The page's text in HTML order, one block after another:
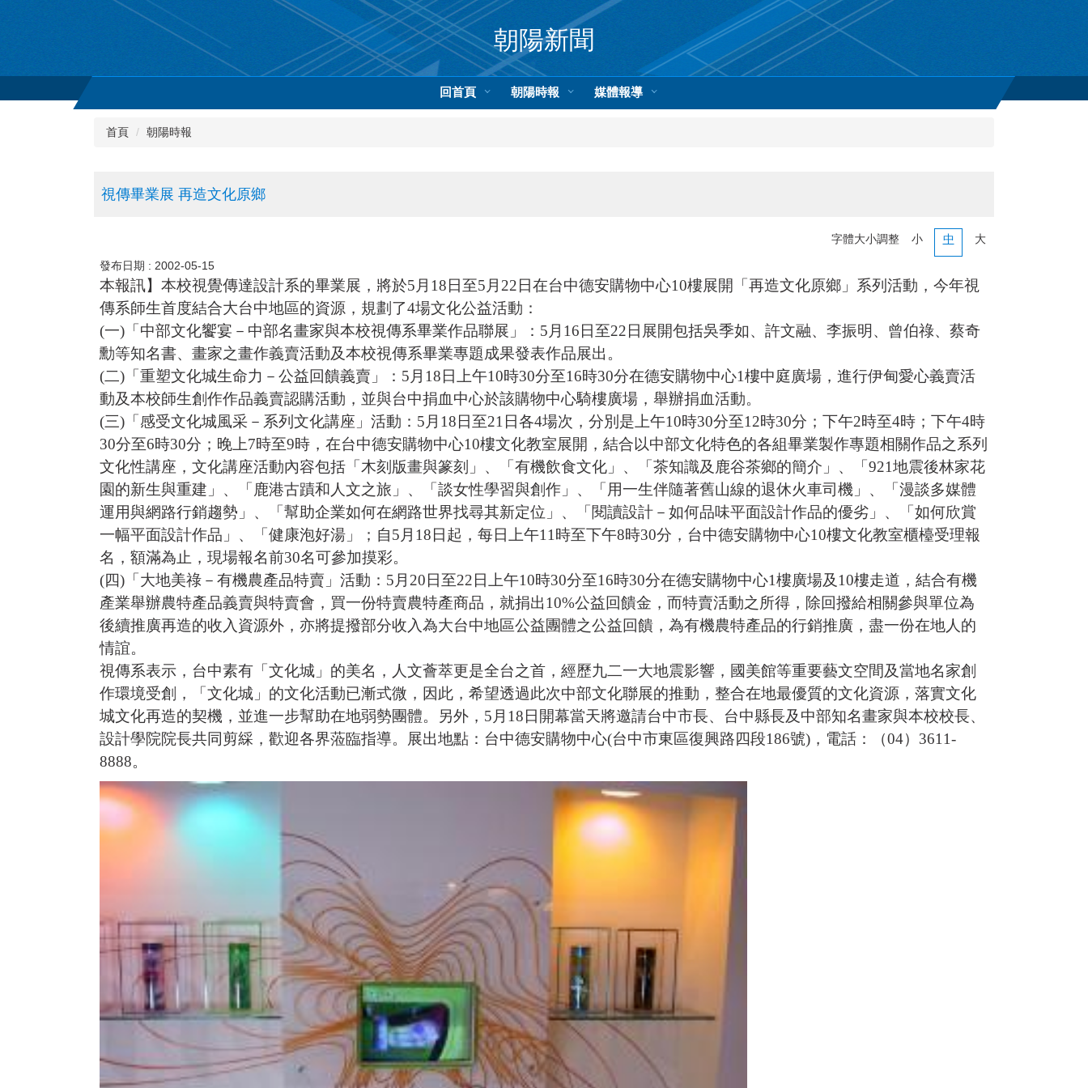
朝陽新聞
回首頁 朝陽時報 媒體報導
首頁 朝陽時報
視傳畢業展 再造文化原鄉
字體大小調整 小 中 大
發布日期 : 2002-05-15
本報訊】本校視覺傳達設計系的畢業展，將於5月18日至5月22日在台中德安購物中心10樓展開「再造文化原鄉」系列活動，今年視
傳系師生首度結合大台中地區的資源，規劃了4場文化公益活動：
(一)「中部文化饗宴－中部名畫家與本校視傳系畢業作品聯展」：5月16日至22日展開包括吳季如、許文融、李振明、曾伯祿、蔡奇
勳等知名書、畫家之畫作義賣活動及本校視傳系畢業專題成果發表作品展出。
(二)「重塑文化城生命力－公益回饋義賣」：5月18日上午10時30分至16時30分在德安購物中心1樓中庭廣場，進行伊甸愛心義賣活
動及本校師生創作作品義賣認購活動，並與台中捐血中心於該購物中心騎樓廣場，舉辦捐血活動。
(三)「感受文化城風采－系列文化講座」活動：5月18日至21日各4場次，分別是上午10時30分至12時30分；下午2時至4時；下午4時
30分至6時30分；晚上7時至9時，在台中德安購物中心10樓文化教室展開，結合以中部文化特色的各組畢業製作專題相關作品之系列
文化性講座，文化講座活動內容包括「木刻版畫與篆刻」、「有機飲食文化」、「茶知識及鹿谷茶鄉的簡介」、「921地震後林家花
園的新生與重建」、「鹿港古蹟和人文之旅」、「談女性學習與創作」、「用一生伴隨著舊山線的退休火車司機」、「漫談多媒體
運用與網路行銷趨勢」、「幫助企業如何在網路世界找尋其新定位」、「閱讀設計－如何品味平面設計作品的優劣」、「如何欣賞
一幅平面設計作品」、「健康泡好湯」；自5月18日起，每日上午11時至下午8時30分，台中德安購物中心10樓文化教室櫃檯受理報
名，額滿為止，現場報名前30名可參加摸彩。
(四)「大地美祿－有機農產品特賣」活動：5月20日至22日上午10時30分至16時30分在德安購物中心1樓廣場及10樓走道，結合有機
產業舉辦農特產品義賣與特賣會，買一份特賣農特產商品，就捐出10%公益回饋金，而特賣活動之所得，除回撥給相關參與單位為
後續推廣再造的收入資源外，亦將提撥部分收入為大台中地區公益團體之公益回饋，為有機農特產品的行銷推廣，盡一份在地人的
情誼。
視傳系表示，台中素有「文化城」的美名，人文薈萃更是全台之首，經歷九二一大地震影響，國美館等重要藝文空間及當地名家創
作環境受創，「文化城」的文化活動已漸式微，因此，希望透過此次中部文化聯展的推動，整合在地最優質的文化資源，落實文化
城文化再造的契機，並進一步幫助在地弱勢團體。另外，5月18日開幕當天將邀請台中市長、台中縣長及中部知名畫家與本校校長、
設計學院院長共同剪綵，歡迎各界蒞臨指導。展出地點：台中德安購物中心(台中市東區復興路四段186號)，電話：（04）3611-
8888。